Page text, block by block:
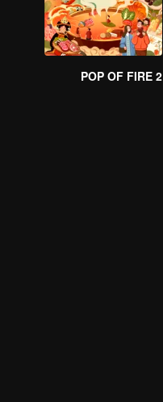
POP OF FIRE 2